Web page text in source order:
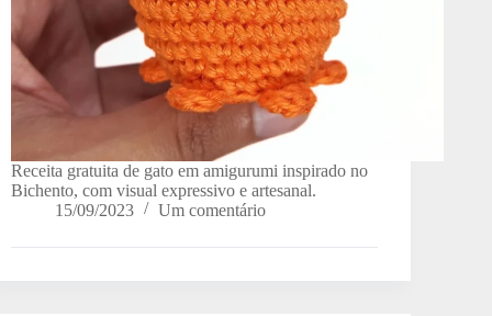
Receita gratuita de gato em amigurumi inspirado no
Bichento, com visual expressivo e artesanal.
15/09/2023
Um comentário